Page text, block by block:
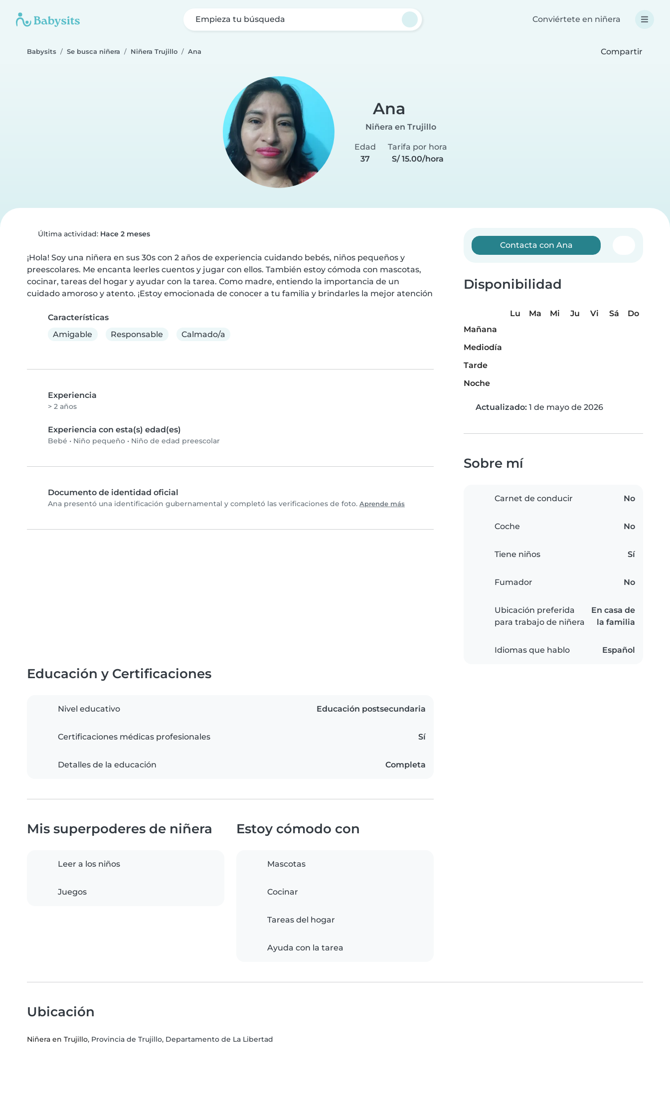
Empieza tu búsqueda Conviértete en niñera
Babysits Se busca niñera Niñera Trujillo Ana Compartir
Ana
Niñera en Trujillo
Edad
37
Tarifa por hora
S/ 15.00/hora
Última actividad: Hace 2 meses
¡Hola! Soy una niñera en sus 30s con 2 años de experiencia cuidando bebés, niños pequeños y
preescolares. Me encanta leerles cuentos y jugar con ellos. También estoy cómoda con mascotas,
cocinar, tareas del hogar y ayudar con la tarea. Como madre, entiendo la importancia de un
cuidado amoroso y atento. ¡Estoy emocionada de conocer a tu familia y brindarles la mejor atención
Características
Amigable
Responsable Calmado/a
Experiencia
> 2 años
Experiencia con esta(s) edad(es)
Bebé • Niño pequeño • Niño de edad preescolar
Documento de identidad oficial
Ana presentó una identificación gubernamental y completó las verificaciones de foto. Aprende más
Contacta con Ana
Disponibilidad
Lu Ma Mi Ju Vi Sá
Do
Mañana
Mediodía
Tarde
Noche
Actualizado: 1 de mayo de 2026
Sobre mí
Carnet de conducir No
Coche No
Tiene niños Sí
Fumador No
Ubicación preferida
para trabajo de niñera
En casa de
la familia
Idiomas que hablo Español
Educación y Certificaciones
Nivel educativo Educación postsecundaria
Certificaciones médicas profesionales Sí
Detalles de la educación Completa
Mis superpoderes de niñera
Leer a los niños
Juegos
Estoy cómodo con
Mascotas
Cocinar
Tareas del hogar
Ayuda con la tarea
Ubicación
Niñera en Trujillo, Provincia de Trujillo, Departamento de La Libertad